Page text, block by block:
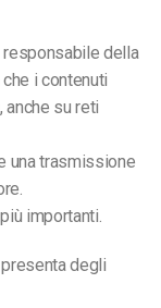
responsabile della
i contenuti
su reti
una trasmissione
importanti.
degli